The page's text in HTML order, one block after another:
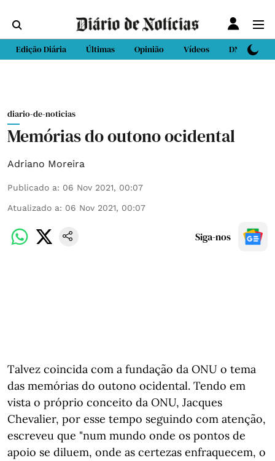
Edição Diária Últimas Opinião Vídeos DN Sport
diario-de-noticias
Memórias do outono ocidental
Adriano Moreira
Publicado a: 06 Nov 2021, 00:07
Atualizado a: 06 Nov 2021, 00:07
Siga-nos
Talvez coincida com a fundação da ONU o tema
das memórias do outono ocidental. Tendo em
vista o próprio conceito da ONU, Jacques
Chevalier, por esse tempo seguindo com atenção,
escreveu que "num mundo onde os pontos de
apoio se diluem, onde as certezas enfraquecem, o